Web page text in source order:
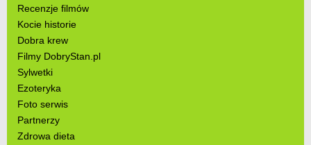
Recenzje filmów
Kocie historie
Dobra krew
Filmy DobryStan.pl
Sylwetki
Ezoteryka
Foto serwis
Partnerzy
Zdrowa dieta